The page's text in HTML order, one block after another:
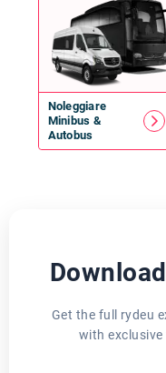
Noleggiare
Minibus &
Autobus
Get the full rydeu
with